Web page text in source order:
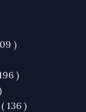
)
)
136 )